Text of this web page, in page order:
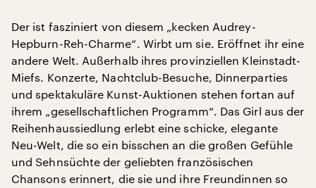
Der ist fasziniert von diesem „kecken Audrey-
Hepburn-Reh-Charme“. Wirbt um sie. Eröffnet ihr eine
andere Welt. Außerhalb ihres provinziellen Kleinstadt-
Miefs. Konzerte, Nachtclub-Besuche, Dinnerparties
und spektakuläre Kunst-Auktionen stehen fortan auf
ihrem „gesellschaftlichen Programm“. Das Girl aus der
Reihenhaussiedlung erlebt eine schicke, elegante
Neu-Welt, die so ein bisschen an die großen Gefühle
und Sehnsüchte der geliebten französischen
Chansons erinnert, die sie und ihre Freundinnen so